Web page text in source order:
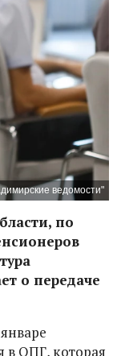
ведомости"
по
о передаче
в ОПГ, которая